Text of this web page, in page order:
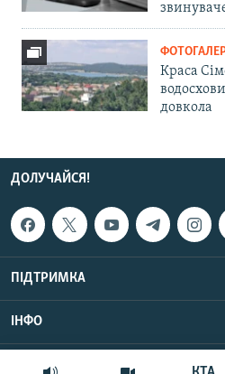
Краса
довкола
ДОЛУЧАЙСЯ!
ПІДТРИМКА
ІНФО
© Крим.Реалії,